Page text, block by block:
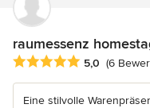
raumessenz
Durchschnittliche
5,0 (6
Eine stilvolle